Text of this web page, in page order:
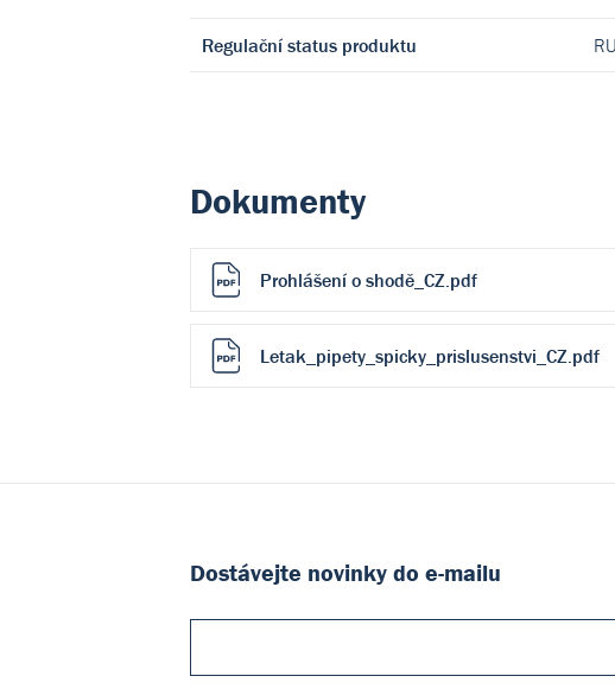
Regulační status produktu
Dokumenty
Prohlášení o shodě_CZ.pdf
Letak_pipety_spicky_prislusenstvi_CZ.pdf
Dostávejte novinky do e-mailu